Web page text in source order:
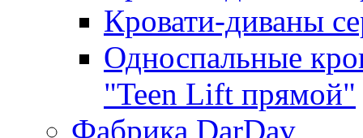
Кровати-диваны
Односпальные
"Teen Lift прямой"
Фабрика DarDav